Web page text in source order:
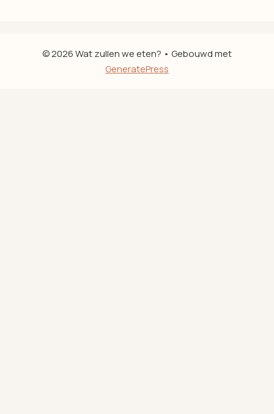
© 2026 Wat zullen we eten? • Gebouwd met
GeneratePress